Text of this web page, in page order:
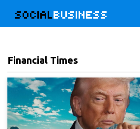
SOCIALBUSINESS
Financial Times